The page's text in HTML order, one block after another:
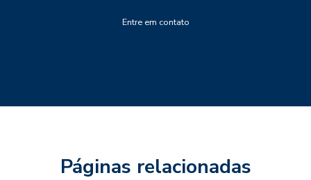
Entre em contato
Páginas relacionadas